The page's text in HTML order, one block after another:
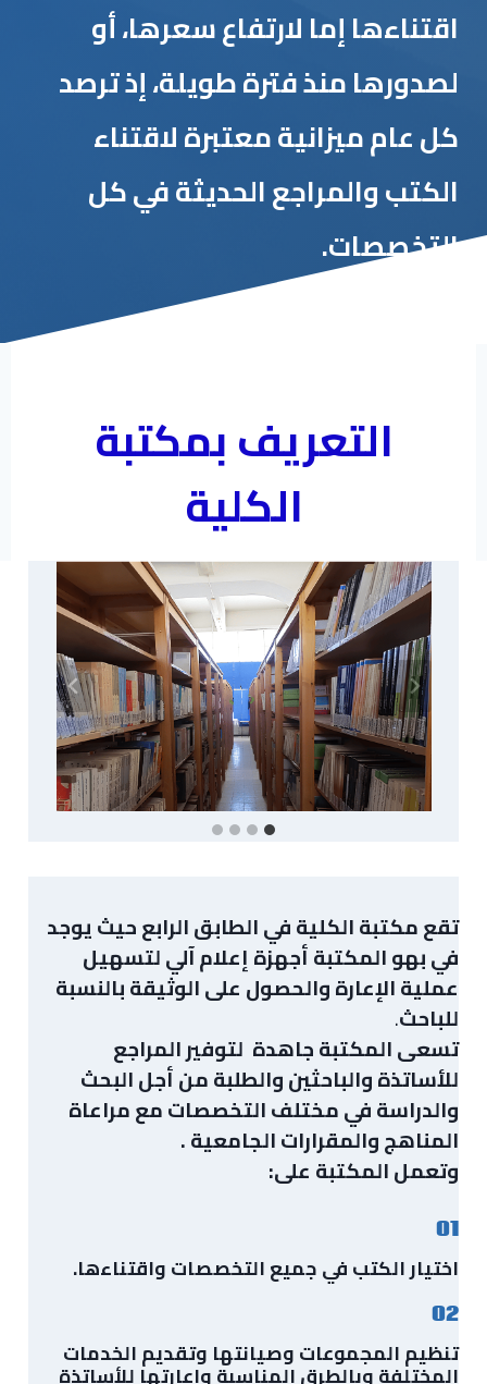
اقتناءها إما لارتفاع سعرها، أو
لصدورها منذ فترة طويلة، إذ ترصد
كل عام ميزانية معتبرة لاقتناء
الكتب والمراجع الحديثة في كل
التخصصات.
التعريف بمكتبة
الكلية
تقع مكتبة الكلية في الطابق الرابع حيث يوجد
في بهو المكتبة أجهزة إعلام آلي لتسهيل
عملية الإعارة والحصول على الوثيقة بالنسبة
للباحث.
تسعى المكتبة جاهدة لتوفير المراجع
للأساتذة والباحثين والطلبة من أجل البحث
والدراسة في مختلف التخصصات مع مراعاة
المناهج والمقرارات الجامعية .
وتعمل المكتبة على:
01
اختيار الكتب في جميع التخصصات واقتناءها.
02
تنظيم المجموعات وصيانتها وتقديم الخدمات
المختلفة وبالطرق المناسبة وإعارتها للأساتذة